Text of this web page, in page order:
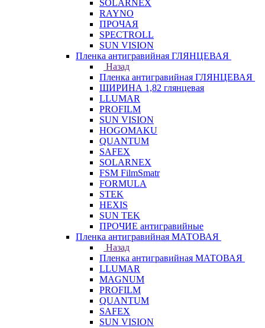
SOLARNEX
RAYNO
ПРОЧАЯ
SPECTROLL
SUN VISION
Пленка антигравийная ГЛЯНЦЕВАЯ
Назад
Пленка антигравийная ГЛЯНЦЕВАЯ
ШИРИНА 1,82 глянцевая
LLUMAR
PROFILM
SUN VISION
HOGOMAKU
QUANTUM
SAFEX
SOLARNEX
FSM FilmSmatr
FORMULA
STEK
HEXIS
SUN TEK
ПРОЧИЕ антигравийные
Пленка антигравийная МАТОВАЯ
Назад
Пленка антигравийная МАТОВАЯ
LLUMAR
MAGNUM
PROFILM
QUANTUM
SAFEX
SUN VISION